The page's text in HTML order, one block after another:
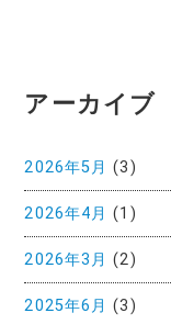
アーカイブ
2026年5月 (3)
2026年4月 (1)
2026年3月 (2)
2025年6月 (3)